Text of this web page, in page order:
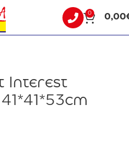
0 0,00
- ΓΑΤΟΔΕΝΤΡΑ
Interest